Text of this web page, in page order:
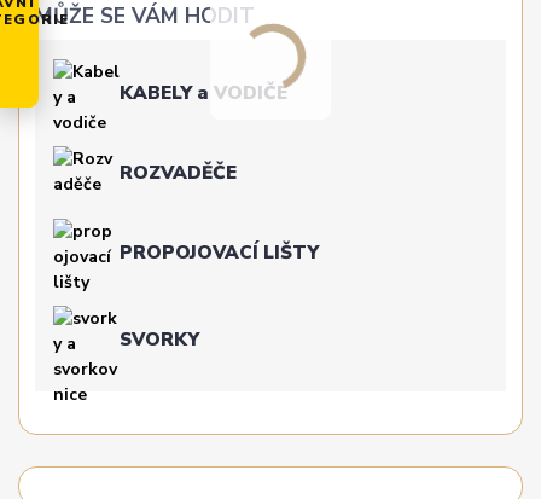
MŮŽE SE VÁM HODIT
KABELY a VODIČE
ROZVADĚČE
PROPOJOVACÍ LIŠTY
SVORKY